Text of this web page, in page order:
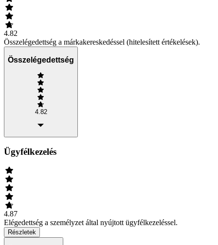
4.82
Összelégedettség a márkakereskedéssel (hitelesített értékelések).
Összelégedettség
4.82
Ügyfélkezelés
4.87
Elégedettség a személyzet által nyújtott ügyfélkezeléssel.
Részletek